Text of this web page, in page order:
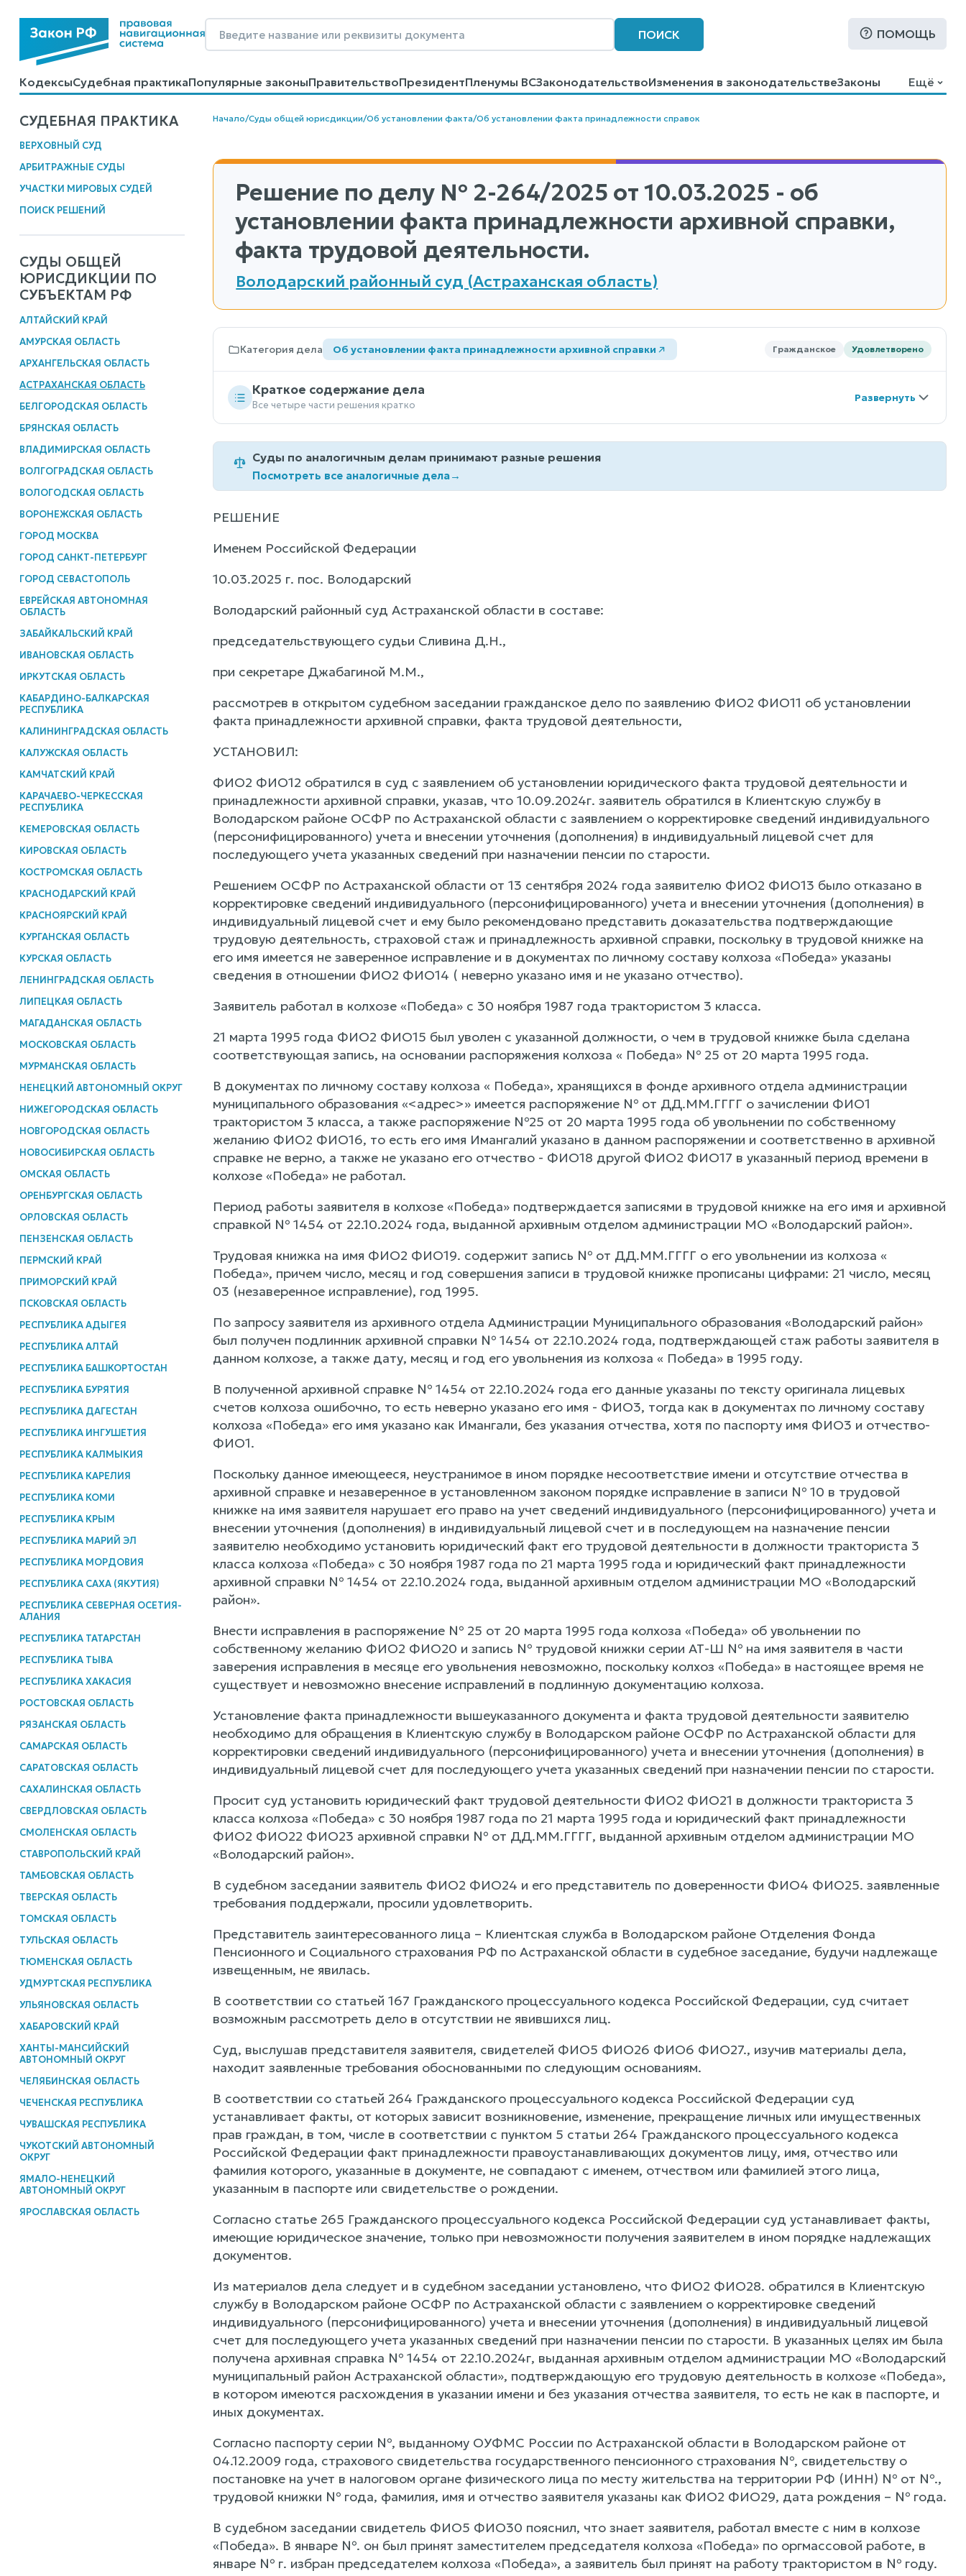
ПОИСК ПОМОЩЬ
КодексыСудебная практикаПопулярные законыПравительствоПрезидентПленумы ВСЗаконодательствоИзменения в законодательствеЗаконы
КалькуляторыСправочные материалыОбразцы договоровКонтактыПомощьПоиск
Ещё
СУДЕБНАЯ ПРАКТИКА
ВЕРХОВНЫЙ СУД
АРБИТРАЖНЫЕ СУДЫ
УЧАСТКИ МИРОВЫХ СУДЕЙ
ПОИСК РЕШЕНИЙ
СУДЫ ОБЩЕЙ
ЮРИСДИКЦИИ ПО
СУБЪЕКТАМ РФ
АЛТАЙСКИЙ КРАЙ
АМУРСКАЯ ОБЛАСТЬ
АРХАНГЕЛЬСКАЯ ОБЛАСТЬ
АСТРАХАНСКАЯ ОБЛАСТЬ
БЕЛГОРОДСКАЯ ОБЛАСТЬ
БРЯНСКАЯ ОБЛАСТЬ
ВЛАДИМИРСКАЯ ОБЛАСТЬ
ВОЛГОГРАДСКАЯ ОБЛАСТЬ
ВОЛОГОДСКАЯ ОБЛАСТЬ
ВОРОНЕЖСКАЯ ОБЛАСТЬ
ГОРОД МОСКВА
ГОРОД САНКТ-ПЕТЕРБУРГ
ГОРОД СЕВАСТОПОЛЬ
ЕВРЕЙСКАЯ АВТОНОМНАЯ
ОБЛАСТЬ
ЗАБАЙКАЛЬСКИЙ КРАЙ
ИВАНОВСКАЯ ОБЛАСТЬ
ИРКУТСКАЯ ОБЛАСТЬ
КАБАРДИНО-БАЛКАРСКАЯ
РЕСПУБЛИКА
КАЛИНИНГРАДСКАЯ ОБЛАСТЬ
КАЛУЖСКАЯ ОБЛАСТЬ
КАМЧАТСКИЙ КРАЙ
КАРАЧАЕВО-ЧЕРКЕССКАЯ
РЕСПУБЛИКА
КЕМЕРОВСКАЯ ОБЛАСТЬ
КИРОВСКАЯ ОБЛАСТЬ
КОСТРОМСКАЯ ОБЛАСТЬ
КРАСНОДАРСКИЙ КРАЙ
КРАСНОЯРСКИЙ КРАЙ
КУРГАНСКАЯ ОБЛАСТЬ
КУРСКАЯ ОБЛАСТЬ
ЛЕНИНГРАДСКАЯ ОБЛАСТЬ
ЛИПЕЦКАЯ ОБЛАСТЬ
МАГАДАНСКАЯ ОБЛАСТЬ
МОСКОВСКАЯ ОБЛАСТЬ
МУРМАНСКАЯ ОБЛАСТЬ
НЕНЕЦКИЙ АВТОНОМНЫЙ ОКРУГ
НИЖЕГОРОДСКАЯ ОБЛАСТЬ
НОВГОРОДСКАЯ ОБЛАСТЬ
НОВОСИБИРСКАЯ ОБЛАСТЬ
ОМСКАЯ ОБЛАСТЬ
ОРЕНБУРГСКАЯ ОБЛАСТЬ
ОРЛОВСКАЯ ОБЛАСТЬ
ПЕНЗЕНСКАЯ ОБЛАСТЬ
ПЕРМСКИЙ КРАЙ
ПРИМОРСКИЙ КРАЙ
ПСКОВСКАЯ ОБЛАСТЬ
РЕСПУБЛИКА АДЫГЕЯ
РЕСПУБЛИКА АЛТАЙ
РЕСПУБЛИКА БАШКОРТОСТАН
РЕСПУБЛИКА БУРЯТИЯ
РЕСПУБЛИКА ДАГЕСТАН
РЕСПУБЛИКА ИНГУШЕТИЯ
РЕСПУБЛИКА КАЛМЫКИЯ
РЕСПУБЛИКА КАРЕЛИЯ
РЕСПУБЛИКА КОМИ
РЕСПУБЛИКА КРЫМ
РЕСПУБЛИКА МАРИЙ ЭЛ
РЕСПУБЛИКА МОРДОВИЯ
РЕСПУБЛИКА САХА (ЯКУТИЯ)
РЕСПУБЛИКА СЕВЕРНАЯ ОСЕТИЯ-
АЛАНИЯ
РЕСПУБЛИКА ТАТАРСТАН
РЕСПУБЛИКА ТЫВА
РЕСПУБЛИКА ХАКАСИЯ
РОСТОВСКАЯ ОБЛАСТЬ
РЯЗАНСКАЯ ОБЛАСТЬ
САМАРСКАЯ ОБЛАСТЬ
САРАТОВСКАЯ ОБЛАСТЬ
САХАЛИНСКАЯ ОБЛАСТЬ
СВЕРДЛОВСКАЯ ОБЛАСТЬ
СМОЛЕНСКАЯ ОБЛАСТЬ
СТАВРОПОЛЬСКИЙ КРАЙ
ТАМБОВСКАЯ ОБЛАСТЬ
ТВЕРСКАЯ ОБЛАСТЬ
ТОМСКАЯ ОБЛАСТЬ
ТУЛЬСКАЯ ОБЛАСТЬ
ТЮМЕНСКАЯ ОБЛАСТЬ
УДМУРТСКАЯ РЕСПУБЛИКА
УЛЬЯНОВСКАЯ ОБЛАСТЬ
ХАБАРОВСКИЙ КРАЙ
ХАНТЫ-МАНСИЙСКИЙ
АВТОНОМНЫЙ ОКРУГ
ЧЕЛЯБИНСКАЯ ОБЛАСТЬ
ЧЕЧЕНСКАЯ РЕСПУБЛИКА
ЧУВАШСКАЯ РЕСПУБЛИКА
ЧУКОТСКИЙ АВТОНОМНЫЙ
ОКРУГ
ЯМАЛО-НЕНЕЦКИЙ
АВТОНОМНЫЙ ОКРУГ
ЯРОСЛАВСКАЯ ОБЛАСТЬ
Начало/Суды общей юрисдикции/Об установлении факта/Об установлении факта принадлежности справок
Решение по делу № 2-264/2025 от 10.03.2025 - об
установлении факта принадлежности архивной справки,
факта трудовой деятельности.
Володарский районный суд (Астраханская область)
Категория дела Об установлении факта принадлежности архивной справки Гражданское Удовлетворено
Краткое содержание дела
Все четыре части решения кратко
Суды по аналогичным делам принимают разные решения
Посмотреть все аналогичные дела→
РЕШЕНИЕ
Именем Российской Федерации
10.03.2025 г. пос. Володарский
Володарский районный суд Астраханской области в составе:
председательствующего судьи Сливина Д.Н.,
при секретаре Джабагиной М.М.,
рассмотрев в открытом судебном заседании гражданское дело по заявлению ФИО2 ФИО11 об установлении
факта принадлежности архивной справки, факта трудовой деятельности,
УСТАНОВИЛ:
ФИО2 ФИО12 обратился в суд с заявлением об установлении юридического факта трудовой деятельности и
принадлежности архивной справки, указав, что 10.09.2024г. заявитель обратился в Клиентскую службу в
Володарском районе ОСФР по Астраханской области с заявлением о корректировке сведений индивидуального
(персонифицированного) учета и внесении уточнения (дополнения) в индивидуальный лицевой счет для
последующего учета указанных сведений при назначении пенсии по старости.
Решением ОСФР по Астраханской области от 13 сентября 2024 года заявителю ФИО2 ФИО13 было отказано в
корректировке сведений индивидуального (персонифицированного) учета и внесении уточнения (дополнения) в
индивидуальный лицевой счет и ему было рекомендовано представить доказательства подтверждающие
трудовую деятельность, страховой стаж и принадлежность архивной справки, поскольку в трудовой книжке на
его имя имеется не заверенное исправление и в документах по личному составу колхоза «Победа» указаны
сведения в отношении ФИО2 ФИО14 ( неверно указано имя и не указано отчество).
Заявитель работал в колхозе «Победа» с 30 ноября 1987 года трактористом 3 класса.
21 марта 1995 года ФИО2 ФИО15 был уволен с указанной должности, о чем в трудовой книжке была сделана
соответствующая запись, на основании распоряжения колхоза « Победа» № 25 от 20 марта 1995 года.
В документах по личному составу колхоза « Победа», хранящихся в фонде архивного отдела администрации
муниципального образования «<адрес>» имеется распоряжение № от ДД.ММ.ГГГГ о зачислении ФИО1
трактористом 3 класса, а также распоряжение №25 от 20 марта 1995 года об увольнении по собственному
желанию ФИО2 ФИО16, то есть его имя Имангалий указано в данном распоряжении и соответственно в архивной
справке не верно, а также не указано его отчество - ФИО18 другой ФИО2 ФИО17 в указанный период времени в
колхозе «Победа» не работал.
Период работы заявителя в колхозе «Победа» подтверждается записями в трудовой книжке на его имя и архивной
справкой № 1454 от 22.10.2024 года, выданной архивным отделом администрации МО «Володарский район».
Трудовая книжка на имя ФИО2 ФИО19. содержит запись № от ДД.ММ.ГГГГ о его увольнении из колхоза «
Победа», причем число, месяц и год совершения записи в трудовой книжке прописаны цифрами: 21 число, месяц
03 (незаверенное исправление), год 1995.
По запросу заявителя из архивного отдела Администрации Муниципального образования «Володарский район»
был получен подлинник архивной справки № 1454 от 22.10.2024 года, подтверждающей стаж работы заявителя в
данном колхозе, а также дату, месяц и год его увольнения из колхоза « Победа» в 1995 году.
В полученной архивной справке № 1454 от 22.10.2024 года его данные указаны по тексту оригинала лицевых
счетов колхоза ошибочно, то есть неверно указано его имя - ФИО3, тогда как в документах по личному составу
колхоза «Победа» его имя указано как Имангали, без указания отчества, хотя по паспорту имя ФИО3 и отчество-
ФИО1.
Поскольку данное имеющееся, неустранимое в ином порядке несоответствие имени и отсутствие отчества в
архивной справке и незаверенное в установленном законом порядке исправление в записи № 10 в трудовой
книжке на имя заявителя нарушает его право на учет сведений индивидуального (персонифицированного) учета и
внесении уточнения (дополнения) в индивидуальный лицевой счет и в последующем на назначение пенсии
заявителю необходимо установить юридический факт его трудовой деятельности в должности тракториста 3
класса колхоза «Победа» с 30 ноября 1987 года по 21 марта 1995 года и юридический факт принадлежности
архивной справки № 1454 от 22.10.2024 года, выданной архивным отделом администрации МО «Володарский
район».
Внести исправления в распоряжение № 25 от 20 марта 1995 года колхоза «Победа» об увольнении по
собственному желанию ФИО2 ФИО20 и запись № трудовой книжки серии АТ-Ш № на имя заявителя в части
заверения исправления в месяце его увольнения невозможно, поскольку колхоз «Победа» в настоящее время не
существует и невозможно внесение исправлений в подлинную документацию колхоза.
Установление факта принадлежности вышеуказанного документа и факта трудовой деятельности заявителю
необходимо для обращения в Клиентскую службу в Володарском районе ОСФР по Астраханской области для
корректировки сведений индивидуального (персонифицированного) учета и внесении уточнения (дополнения) в
индивидуальный лицевой счет для последующего учета указанных сведений при назначении пенсии по старости.
Просит суд установить юридический факт трудовой деятельности ФИО2 ФИО21 в должности тракториста 3
класса колхоза «Победа» с 30 ноября 1987 года по 21 марта 1995 года и юридический факт принадлежности
ФИО2 ФИО22 ФИО23 архивной справки № от ДД.ММ.ГГГГ, выданной архивным отделом администрации МО
«Володарский район».
В судебном заседании заявитель ФИО2 ФИО24 и его представитель по доверенности ФИО4 ФИО25. заявленные
требования поддержали, просили удовлетворить.
Представитель заинтересованного лица – Клиентская служба в Володарском районе Отделения Фонда
Пенсионного и Социального страхования РФ по Астраханской области в судебное заседание, будучи надлежаще
извещенным, не явилась.
В соответствии со статьей 167 Гражданского процессуального кодекса Российской Федерации, суд считает
возможным рассмотреть дело в отсутствии не явившихся лиц.
Суд, выслушав представителя заявителя, свидетелей ФИО5 ФИО26 ФИО6 ФИО27., изучив материалы дела,
находит заявленные требования обоснованными по следующим основаниям.
В соответствии со статьей 264 Гражданского процессуального кодекса Российской Федерации суд
устанавливает факты, от которых зависит возникновение, изменение, прекращение личных или имущественных
прав граждан, в том, числе в соответствии с пунктом 5 статьи 264 Гражданского процессуального кодекса
Российской Федерации факт принадлежности правоустанавливающих документов лицу, имя, отчество или
фамилия которого, указанные в документе, не совпадают с именем, отчеством или фамилией этого лица,
указанным в паспорте или свидетельстве о рождении.
Согласно статье 265 Гражданского процессуального кодекса Российской Федерации суд устанавливает факты,
имеющие юридическое значение, только при невозможности получения заявителем в ином порядке надлежащих
документов.
Из материалов дела следует и в судебном заседании установлено, что ФИО2 ФИО28. обратился в Клиентскую
службу в Володарском районе ОСФР по Астраханской области с заявлением о корректировке сведений
индивидуального (персонифицированного) учета и внесении уточнения (дополнения) в индивидуальный лицевой
счет для последующего учета указанных сведений при назначении пенсии по старости. В указанных целях им была
получена архивная справка № 1454 от 22.10.2024г, выданная архивным отделом администрации МО «Володарский
муниципальный район Астраханской области», подтверждающую его трудовую деятельность в колхозе «Победа»,
в котором имеются расхождения в указании имени и без указания отчества заявителя, то есть не как в паспорте, и
иных документах.
Согласно паспорту серии №, выданному ОУФМС России по Астраханской области в Володарском районе от
04.12.2009 года, страхового свидетельства государственного пенсионного страхования №, свидетельству о
постановке на учет в налоговом органе физического лица по месту жительства на территории РФ (ИНН) № от №.,
трудовой книжки № года, фамилия, имя и отчество заявителя указаны как ФИО2 ФИО29, дата рождения – № года.
В судебном заседании свидетель ФИО5 ФИО30 пояснил, что знает заявителя, работал вместе с ним в колхозе
«Победа». В январе №. он был принят заместителем председателя колхоза «Победа» по оргмассовой работе, в
январе № г. избран председателем колхоза «Победа», а заявитель был принят на работу трактористом в № году.